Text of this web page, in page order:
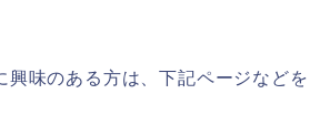
味のある方は、下記ページなどを